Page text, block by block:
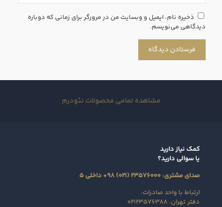
ذخیره نام، ایمیل و وبسایت من در مرورگر برای زمانی که دوباره
دیدگاهی می‌نویسم.
مشاهده تمامی محصولات نئودرم
کمک نیاز دارید
یا سوالی دارید؟
صدای مشتری: ۲۳۵۷۶۰۰۰ (۰۲۱) ۹۸+ داخلی ۵
ارتباط با واحد صادرات:
دفتر تهران: ۰۲۱۲۳۵۷۶۳۸۸